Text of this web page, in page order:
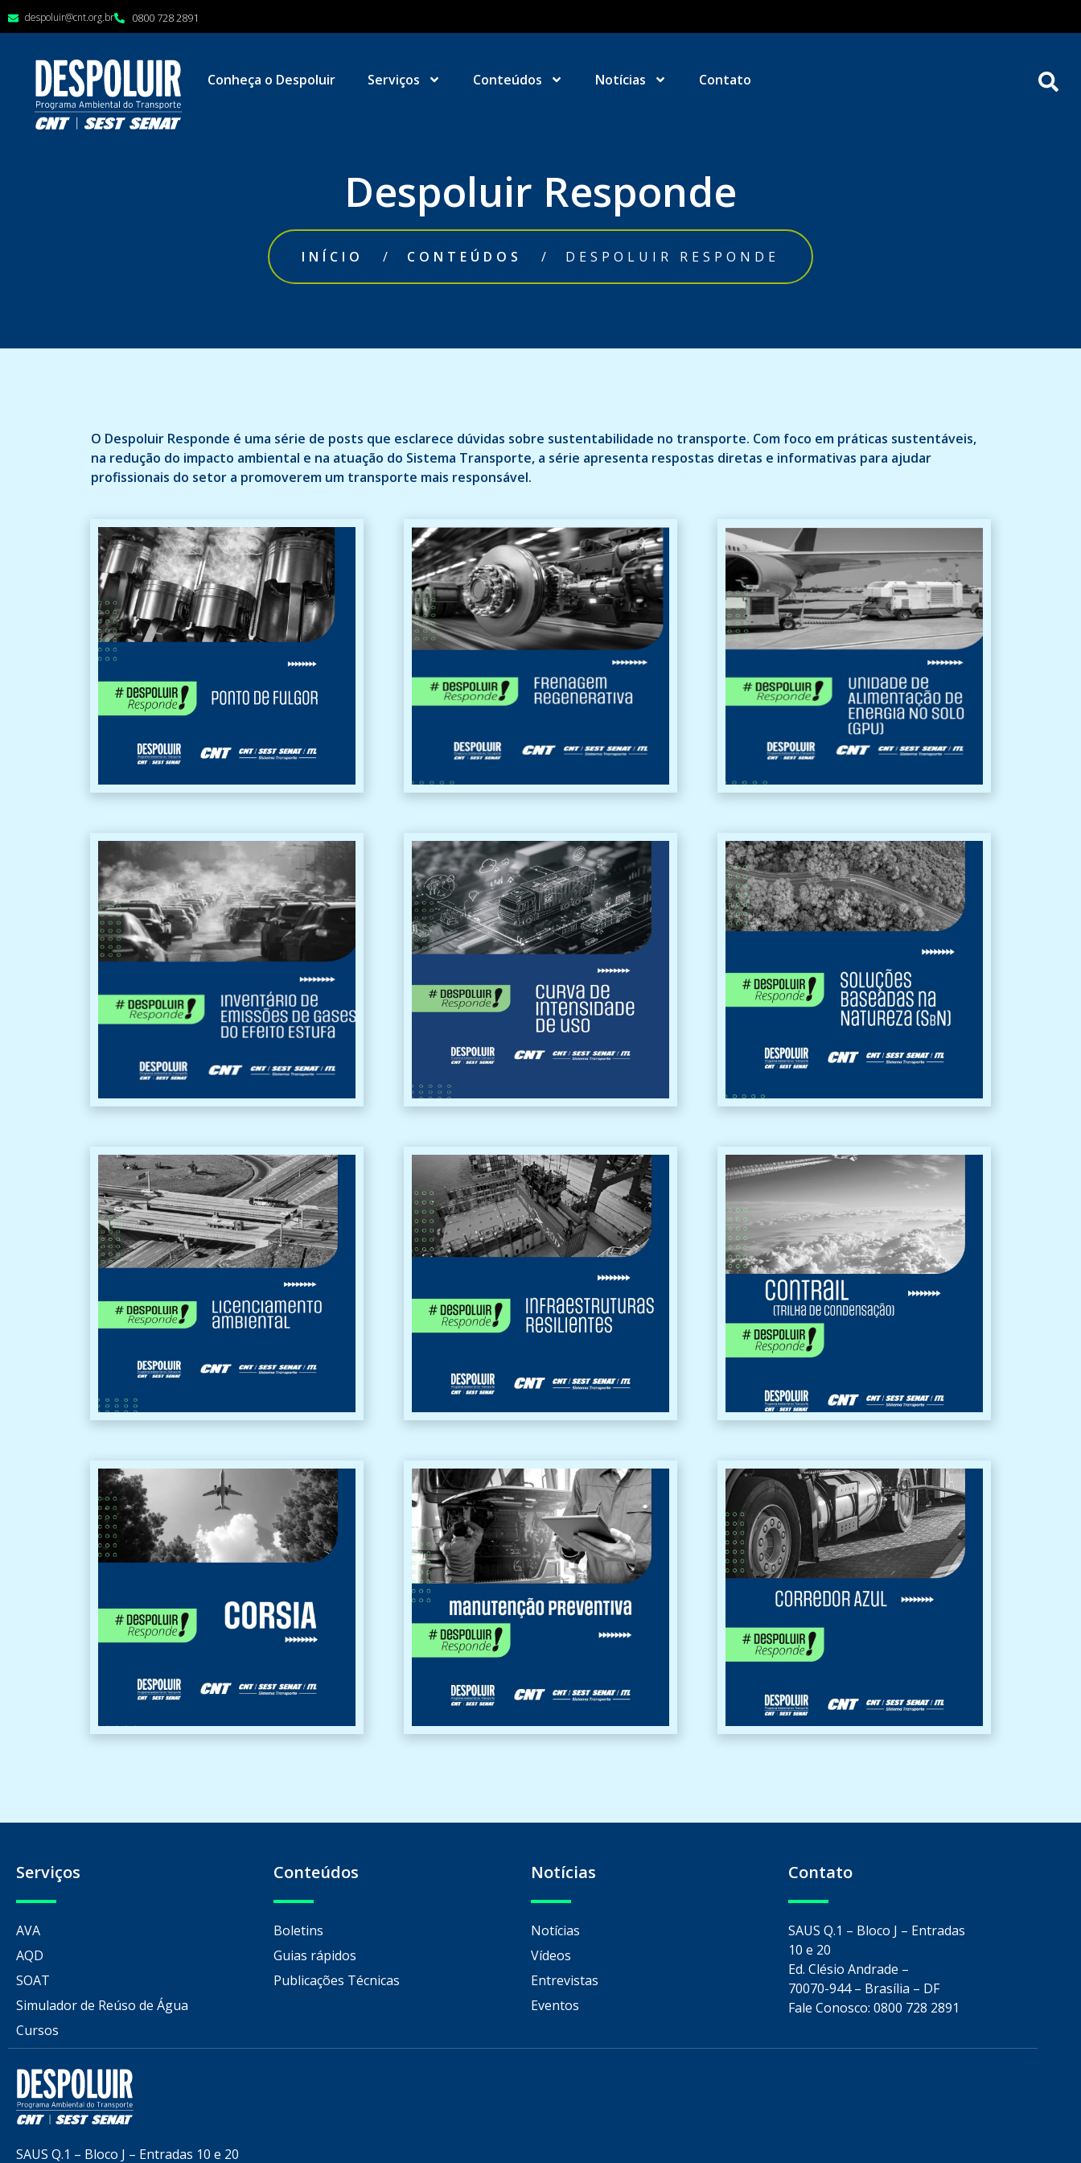
despoluir@cnt.org.br 0800 728 2891
Conheça o Despoluir Serviços Conteúdos Notícias Contato
Despoluir Responde
INÍCIO / CONTEÚDOS / DESPOLUIR RESPONDE
O Despoluir Responde é uma série de posts que esclarece dúvidas sobre sustentabilidade no transporte. Com foco em práticas sustentáveis,
na redução do impacto ambiental e na atuação do Sistema Transporte, a série apresenta respostas diretas e informativas para ajudar
profissionais do setor a promoverem um transporte mais responsável.
Serviços
AVA
AQD
SOAT
Simulador de Reúso de Água
Cursos
Conteúdos
Boletins
Guias rápidos
Publicações Técnicas
Notícias
Notícias
Vídeos
Entrevistas
Eventos
Contato
SAUS Q.1 – Bloco J – Entradas
10 e 20
Ed. Clésio Andrade –
70070-944 – Brasília – DF
Fale Conosco: 0800 728 2891
SAUS Q.1 – Bloco J – Entradas 10 e 20